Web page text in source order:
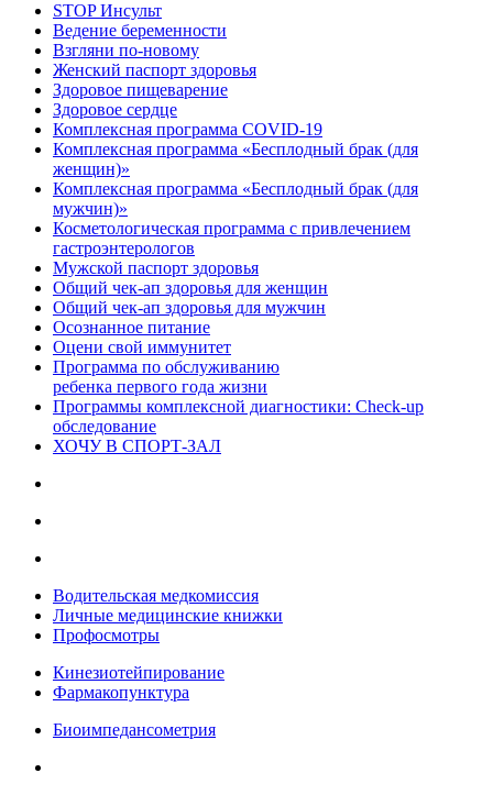
STOP Инсульт
Ведение беременности
Взгляни по-новому
Женский паспорт здоровья
Здоровое пищеварение
Здоровое сердце
Комплексная программа COVID-19
Комплексная программа «Бесплодный брак (для
женщин)»
Комплексная программа «Бесплодный брак (для
мужчин)»
Косметологическая программа с привлечением
гастроэнтерологов
Мужской паспорт здоровья
Общий чек-ап здоровья для женщин
Общий чек-ап здоровья для мужчин
Осознанное питание
Оцени свой иммунитет
Программа по обслуживанию
ребенка первого года жизни
Программы комплексной диагностики: Check-up
обследование
ХОЧУ В CПОРТ-ЗАЛ
Водительская медкомиссия
Личные медицинские книжки
Профосмотры
Кинезиотейпирование
Фармакопунктура
Биоимпедансометрия